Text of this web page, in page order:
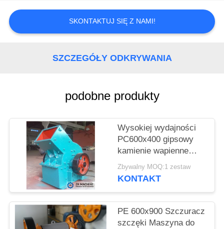
NAMI
POPROSIĆ
O
WYCENĘ
SITEMAP
POLITYKA
PRYWATNOŚCI
SKONTAKTUJ SIĘ Z NAMI!
SZCZEGÓŁY ODKRYWANIA
podobne produkty
Wysokiej wydajności
PC600x400 gipsowy
kamienie wapienne
młotka kruszywka do
sprzedaży
Zbywalny MOQ:1 zestaw
KONTAKT
PE 600x900 Szczuracz
szczęki Maszyna do